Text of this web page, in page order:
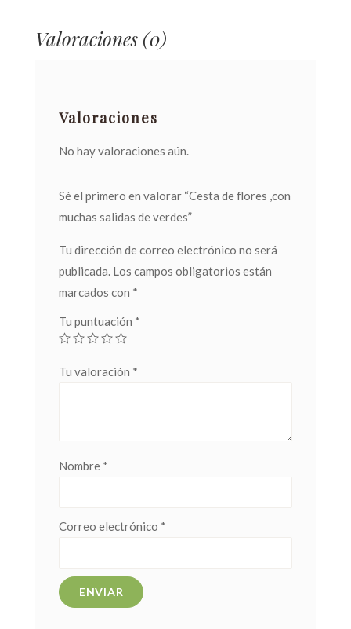
Valoraciones (0)
Valoraciones
No hay valoraciones aún.
Sé el primero en valorar “Cesta de flores ,con
muchas salidas de verdes”
Tu dirección de correo electrónico no será
publicada. Los campos obligatorios están
marcados con *
Tu puntuación *
Tu valoración *
Nombre *
Correo electrónico *